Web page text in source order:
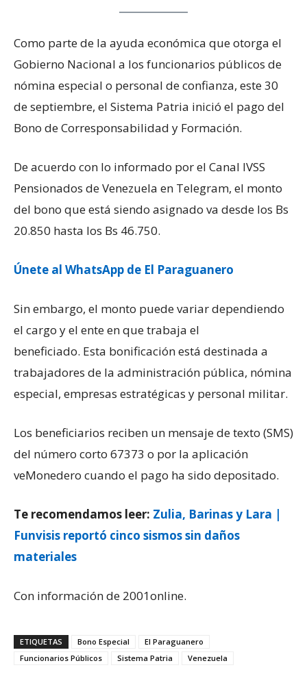
Como parte de la ayuda económica que otorga el
Gobierno Nacional a los funcionarios públicos de
nómina especial o personal de confianza, este 30
de septiembre, el Sistema Patria inició el pago del
Bono de Corresponsabilidad y Formación.
De acuerdo con lo informado por el Canal IVSS
Pensionados de Venezuela en Telegram, el monto
del bono que está siendo asignado va desde los Bs
20.850 hasta los Bs 46.750.
Únete al WhatsApp de El Paraguanero
Sin embargo, el monto puede variar dependiendo
el cargo y el ente en que trabaja el
beneficiado. Esta bonificación está destinada a
trabajadores de la administración pública, nómina
especial, empresas estratégicas y personal militar.
Los beneficiarios reciben un mensaje de texto (SMS)
del número corto 67373 o por la aplicación
veMonedero cuando el pago ha sido depositado.
Te recomendamos leer: Zulia, Barinas y Lara |
Funvisis reportó cinco sismos sin daños
materiales
Con información de 2001online.
ETIQUETAS Bono Especial
El Paraguanero
Funcionarios Públicos
Sistema Patria Venezuela